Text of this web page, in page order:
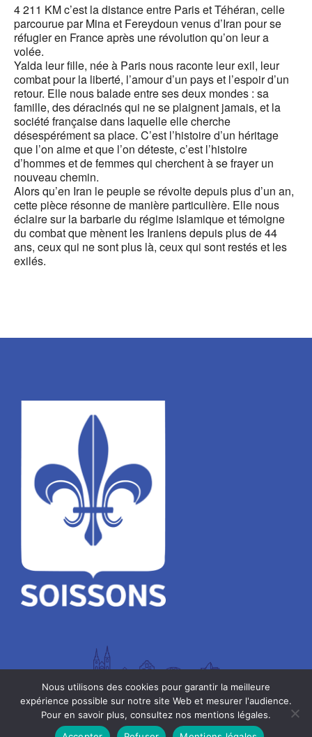
4 211 KM c’est la distance entre Paris et Téhéran, celle
parcourue par Mina et Fereydoun venus d’Iran pour se
réfugier en France après une révolution qu’on leur a
volée.
Yalda leur fille, née à Paris nous raconte leur exil, leur
combat pour la liberté, l’amour d’un pays et l’espoir d’un
retour. Elle nous balade entre ses deux mondes : sa
famille, des déracinés qui ne se plaignent jamais, et la
société française dans laquelle elle cherche
désespérément sa place. C’est l’histoire d’un héritage
que l’on aime et que l’on déteste, c’est l’histoire
d’hommes et de femmes qui cherchent à se frayer un
nouveau chemin.
Alors qu’en Iran le peuple se révolte depuis plus d’un an,
cette pièce résonne de manière particulière. Elle nous
éclaire sur la barbarie du régime islamique et témoigne
du combat que mènent les Iraniens depuis plus de 44
ans, ceux qui ne sont plus là, ceux qui sont restés et les
exilés.
Mentions légales
Nous utilisons des cookies pour garantir la meilleure
expérience possible sur notre site Web et mesurer l'audience.
Pour en savoir plus, consultez nos mentions légales.